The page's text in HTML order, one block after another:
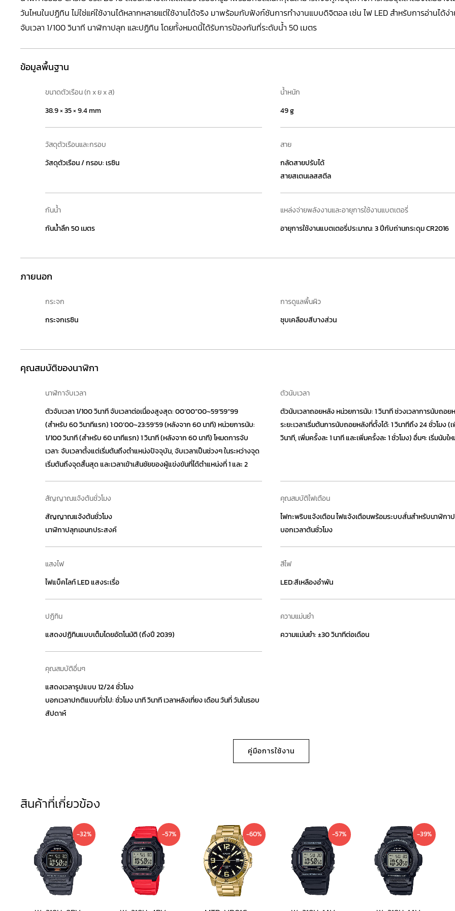
วันไหนในปฏิทิน ไม่ใช่แค่ใช้งานได้หลากหลายแต่ใช้งานได้จริง มาพร้อมกับฟังก์ชันการทำงานแบบดิจิตอล เช่น ไฟ LED สำหรับการอ่านได้ง่
จับเวลา 1/100 วินาที นาฬิกาปลุก และปฏิทิน โดยทั้งหมดนี้ได้รับการป้องกันที่ระดับน้ำ 50 เมตร
ข้อมูลพื้นฐาน
ขนาดตัวเรือน (ก x ย x ส)
38.9 × 35 × 9.4 mm
น้ำหนัก
49 g
วัสดุตัวเรือนและกรอบ
วัสดุตัวเรือน / กรอบ: เรซิน
สาย
กลัดสายปรับได้
สายสเตนเลสสตีล
กันน้ำ
กันน้ำลึก 50 เมตร
แหล่งจ่ายพลังงานและอายุการใช้งานแบตเตอรี่
อายุการใช้งานแบตเตอรี่ประมาณ: 3 ปีกับถ่านกระดุม CR2016
ภายนอก
กระจก
กระจกเรซิน
การดูแลพื้นผิว
ชุบเคลือบสีบางส่วน
คุณสมบัติของนาฬิกา
นาฬิกาจับเวลา
ตัวจับเวลา 1/100 วินาที จับเวลาต่อเนื่องสูงสุด: 00’00”00~59’59”99
(สำหรับ 60 วินาทีแรก) 1:00’00~23:59’59 (หลังจาก 60 นาที) หน่วยการนับ:
1/100 วินาที (สำหรับ 60 นาทีแรก) 1 วินาที (หลังจาก 60 นาที) โหมดการจับ
เวลา: จับเวลาตั้งแต่เริ่มต้นถึงตำแหน่งปัจจุบัน, จับเวลาเป็นช่วงๆ ในระหว่างจุด
เริ่มต้นถึงจุดสิ้นสุด และเวลาเข้าเส้นชัยของผู้แข่งขันที่ได้ตำแหน่งที่ 1 และ 2
ตัวนับเวลา
ตัวนับเวลาถอยหลัง หน่วยการนับ: 1 วินาที ช่วงเวลาการนับถอย
ระยะเวลาเริ่มต้นการนับถอยหลังที่ตั้งได้: 1 วินาทีถึง 24 ชั่วโมง (
วินาที, เพิ่มครั้งละ 1 นาที และเพิ่มครั้งละ 1 ชั่วโมง) อื่นๆ: เริ่มนับใ
สัญญาณแจ้งต้นชั่วโมง
สัญญาณแจ้งต้นชั่วโมง
นาฬิกาปลุกเอนกประสงค์
คุณสมบัติไฟเตือน
ไฟกะพริบแจ้งเตือน ไฟแจ้งเตือนพร้อมระบบสั่นสำหรับนาฬิกา
บอกเวลาต้นชั่วโมง
แสงไฟ
ไฟแบ็คไลท์ LED แสงระเรื่อ
สีไฟ
LED:สีเหลืองอำพัน
ปฏิทิน
แสดงปฏิทินแบบเต็มโดยอัตโนมัติ (ถึงปี 2039)
ความแม่นยำ
ความแม่นยำ: ±30 วินาทีต่อเดือน
คุณสมบัติอื่นๆ
แสดงเวลารูปแบบ 12/24 ชั่วโมง
บอกเวลาปกติแบบทั่วไป: ชั่วโมง นาที วินาที เวลาหลังเที่ยง เดือน วันที่ วันในรอบ
สัปดาห์
คู่มือการใช้งาน
สินค้าที่เกี่ยวข้อง
-32%
Original
price
was:
1,300 ฿.
Current
price
is:
890 ฿.
-57%
Original
price
was:
1,590 ฿.
Current
price
is:
690 ฿.
-60%
Original
price
was:
3,200 ฿.
Current
price
is:
1,290 ฿.
-57%
Original
price
was:
1,590 ฿.
Current
price
is:
690 ฿.
-39%
Original
price
was:
1,300 ฿.
Current
price
is:
790 ฿.